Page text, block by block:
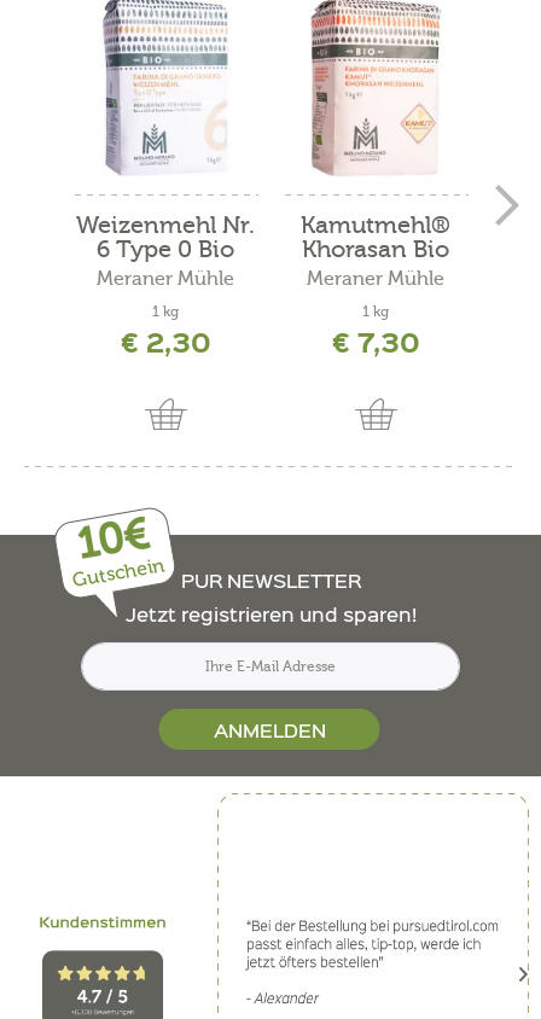
Weizenmehl Nr.
6 Type 0 Bio
Meraner Mühle
1 kg
€ 2,30
Kamutmehl®
Khorasan Bio
Meraner Mühle
1 kg
€ 7,30
10€
Gutschein
PUR NEWSLETTER
Jetzt registrieren und sparen!
ANMELDEN